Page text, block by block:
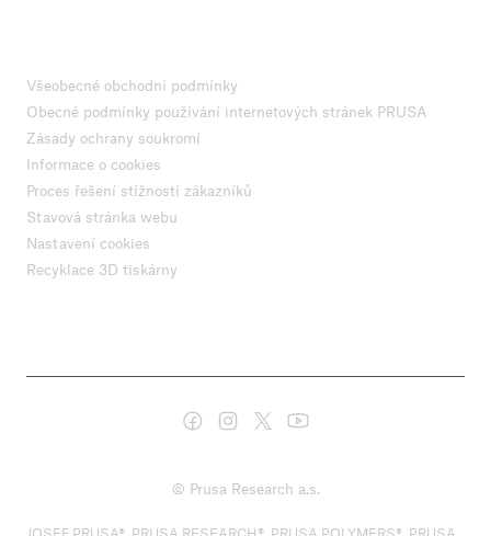
Všeobecné obchodní podmínky
Obecné podmínky používání internetových stránek PRUSA
Zásady ochrany soukromí
Informace o cookies
Proces řešení stížností zákazníků
Stavová stránka webu
Nastavení cookies
Recyklace 3D tiskárny
© Prusa Research a.s.